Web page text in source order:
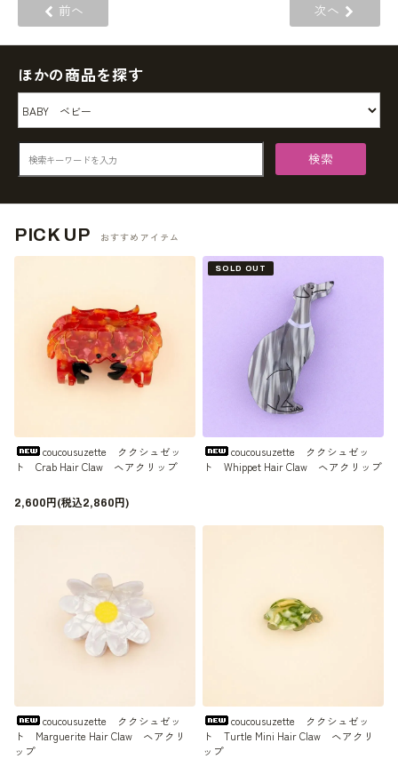
前へ 次へ
ほかの商品を探す
検索
PICK UP おすすめアイテム
coucousuzette ククシュゼッ
ト Crab Hair Claw ヘアクリップ
2,600円(税込2,860円)
SOLD OUT
coucousuzette ククシュゼッ
ト Whippet Hair Claw ヘアクリップ
coucousuzette ククシュゼッ
ト Marguerite Hair Claw ヘアクリ
ップ
coucousuzette ククシュゼッ
ト Turtle Mini Hair Claw ヘアクリ
ップ